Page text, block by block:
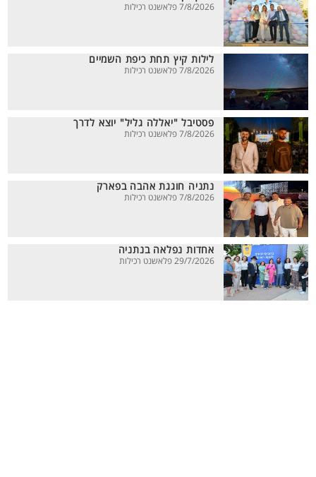
7/8/2026 פלאשנט רכילות
לילות קיץ תחת כיפת השמיים
7/8/2026 פלאשנט רכילות
פסטיבל "יאללה גליל" יוצא לדרך
7/8/2026 פלאשנט רכילות
נתניה חוגגת אהבה בפארק
7/8/2026 פלאשנט רכילות
אחדות נפלאה בנתניה
29/7/2026 פלאשנט רכילות